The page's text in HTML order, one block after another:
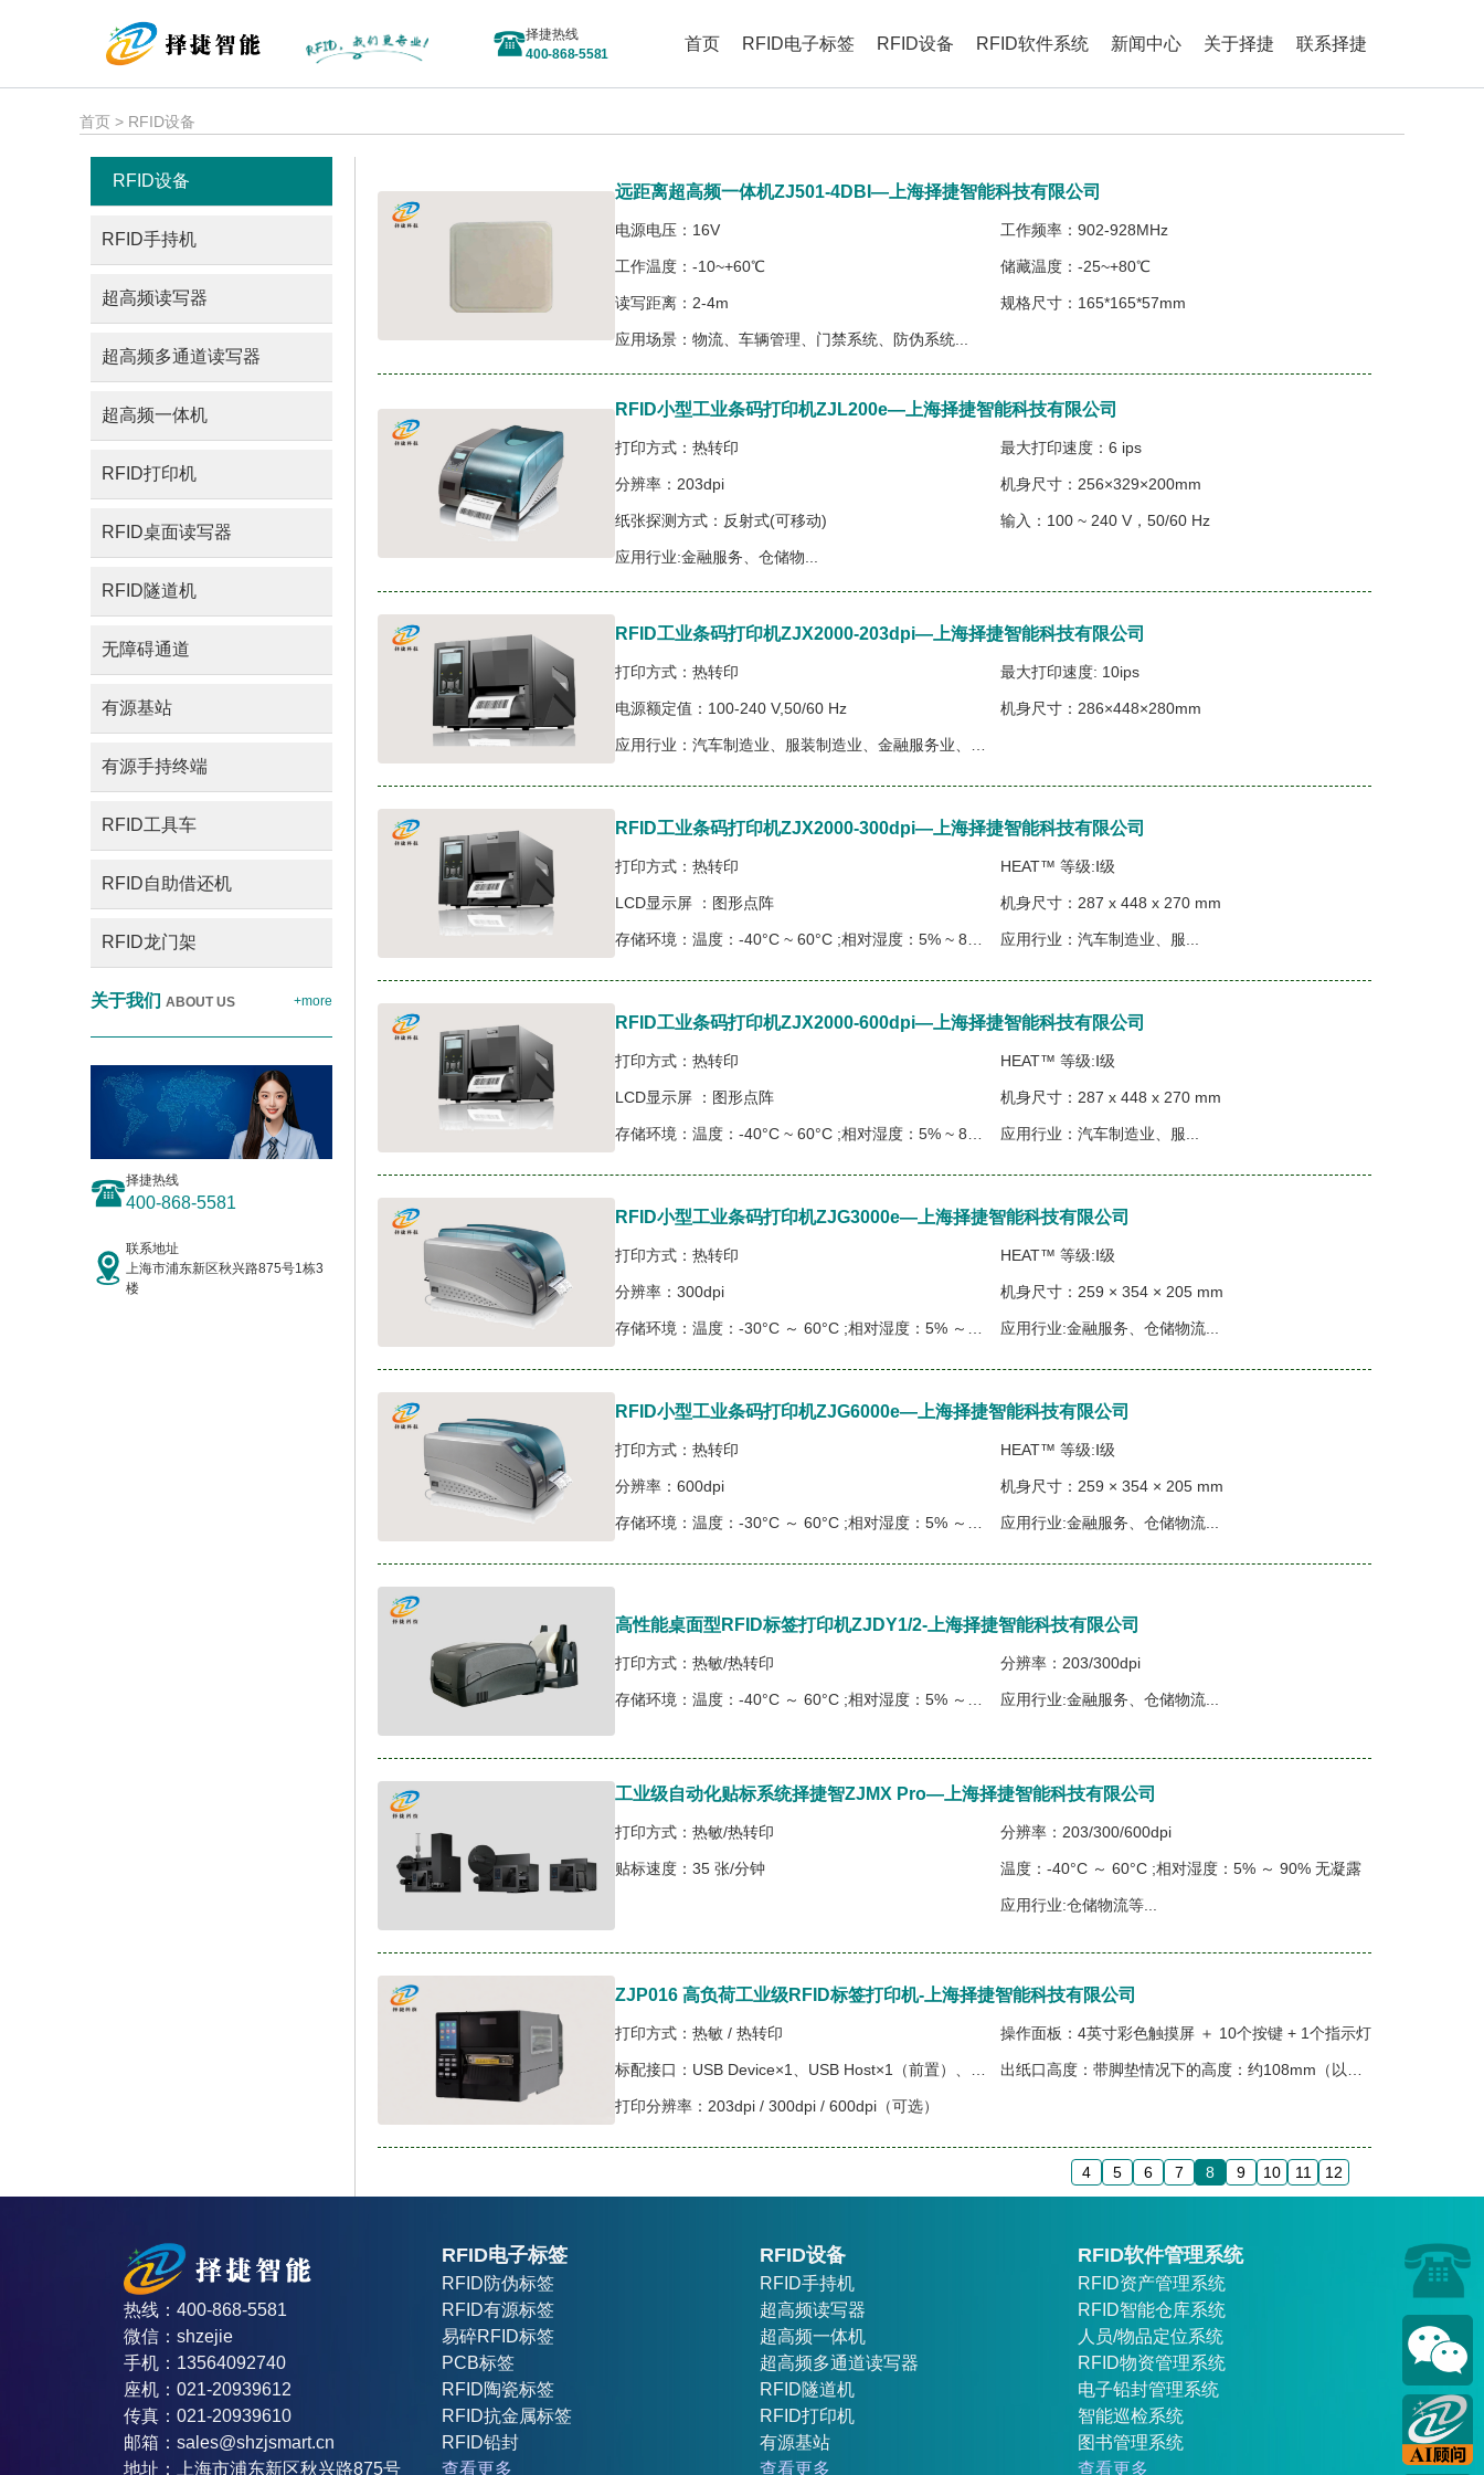
择捷热线
400-868-5581
首页 RFID电子标签 RFID设备 RFID软件系统 新闻中心 关于择捷 联系择捷
首页 > RFID设备
RFID设备
RFID手持机
超高频读写器
超高频多通道读写器
超高频一体机
RFID打印机
RFID桌面读写器
RFID隧道机
无障碍通道
有源基站
有源手持终端
RFID工具车
RFID自助借还机
RFID龙门架
关于我们 ABOUT US +more
择捷热线
400-868-5581
联系地址
上海市浦东新区秋兴路875号1栋3
楼
远距离超高频一体机ZJ501-4DBI—上海择捷智能科技有限公司
电源电压：16V 工作频率：902-928MHz
工作温度：-10~+60℃ 储藏温度：-25~+80℃
读写距离：2-4m 规格尺寸：165*165*57mm
应用场景：物流、车辆管理、门禁系统、防伪系统...
RFID小型工业条码打印机ZJL200e—上海择捷智能科技有限公司
打印方式：热转印 最大打印速度：6 ips
分辨率：203dpi 机身尺寸：256×329×200mm
纸张探测方式：反射式(可移动) 输入：100 ~ 240 V，50/60 Hz
应用行业:金融服务、仓储物...
RFID工业条码打印机ZJX2000-203dpi—上海择捷智能科技有限公司
打印方式：热转印 最大打印速度: 10ips
电源额定值：100-240 V,50/60 Hz 机身尺寸：286×448×280mm
RFID工业条码打印机ZJX2000-300dpi—上海择捷智能科技有限公司
打印方式：热转印 HEAT™ 等级:Ⅰ级
LCD显示屏 ：图形点阵 机身尺寸：287 x 448 x 270 mm
应用行业：汽车制造业、服...
RFID工业条码打印机ZJX2000-600dpi—上海择捷智能科技有限公司
打印方式：热转印 HEAT™ 等级:Ⅰ级
LCD显示屏 ：图形点阵 机身尺寸：287 x 448 x 270 mm
应用行业：汽车制造业、服...
RFID小型工业条码打印机ZJG3000e—上海择捷智能科技有限公司
打印方式：热转印 HEAT™ 等级:Ⅰ级
分辨率：300dpi 机身尺寸：259 × 354 × 205 mm
应用行业:金融服务、仓储物流...
RFID小型工业条码打印机ZJG6000e—上海择捷智能科技有限公司
打印方式：热转印 HEAT™ 等级:Ⅰ级
分辨率：600dpi 机身尺寸：259 × 354 × 205 mm
应用行业:金融服务、仓储物流...
高性能桌面型RFID标签打印机ZJDY1/2-上海择捷智能科技有限公司
打印方式：热敏/热转印 分辨率：203/300dpi
应用行业:金融服务、仓储物流...
工业级自动化贴标系统择捷智ZJMX Pro—上海择捷智能科技有限公司
打印方式：热敏/热转印 分辨率：203/300/600dpi
贴标速度：35 张/分钟 温度：-40°C ～ 60°C ;相对湿度：5% ～ 90% 无凝露
应用行业:仓储物流等...
ZJP016 高负荷工业级RFID标签打印机-上海择捷智能科技有限公司
打印方式：热敏 / 热转印 操作面板：4英寸彩色触摸屏 ＋ 10个按键 + 1个指示灯
打印分辨率：203dpi / 300dpi / 600dpi（可选）
4 5 6 7 8 9 10 11 12
热线：400-868-5581
微信：shzejie
手机：13564092740
座机：021-20939612
传真：021-20939610
邮箱：sales@shzjsmart.cn
地址：上海市浦东新区秋兴路875号
RFID电子标签
RFID防伪标签
RFID有源标签
易碎RFID标签
PCB标签
RFID陶瓷标签
RFID抗金属标签
RFID铅封
查看更多
RFID设备
RFID手持机
超高频读写器
超高频一体机
超高频多通道读写器
RFID隧道机
RFID打印机
有源基站
查看更多
RFID软件管理系统
RFID资产管理系统
RFID智能仓库系统
人员/物品定位系统
RFID物资管理系统
电子铅封管理系统
智能巡检系统
图书管理系统
查看更多